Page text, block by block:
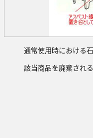
通常使用時における
該当商品を廃棄され